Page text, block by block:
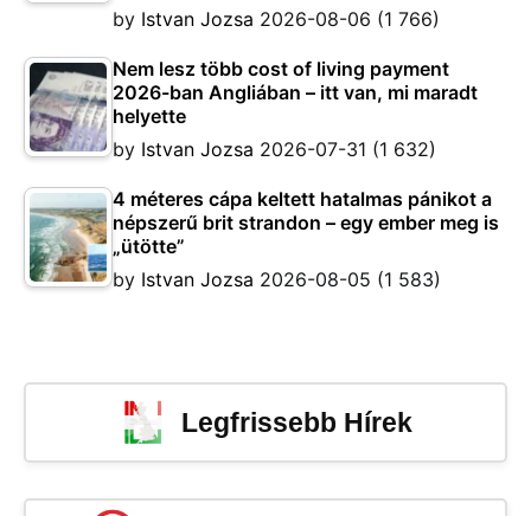
by Istvan Jozsa 2026-08-06 (1 766)
Nem lesz több cost of living payment
2026-ban Angliában – itt van, mi maradt
helyette
by Istvan Jozsa 2026-07-31 (1 632)
4 méteres cápa keltett hatalmas pánikot a
népszerű brit strandon – egy ember meg is
„ütötte”
by Istvan Jozsa 2026-08-05 (1 583)
Legfrissebb Hírek